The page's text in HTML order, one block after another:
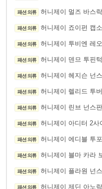
패션 의류 허니제이 멀즈 바스
패션 의류 허니제이 죠이펀 캡
패션 의류 허니제이 투비엔 레
패션 의류 허니제이 덴므 투핀
패션 의류 허니제이 헤지슨 넌
패션 의류 허니제이 렐리드 투
패션 의류 허니제이 린브 넌스
패션 의류 허니제이 아디터 2사
패션 의류 허니제이 에디블 투
패션 의류 허니제이 블마 카라
패션 의류 허니제이 플라원 넌
패션 의류 허니제이 제딘 아노